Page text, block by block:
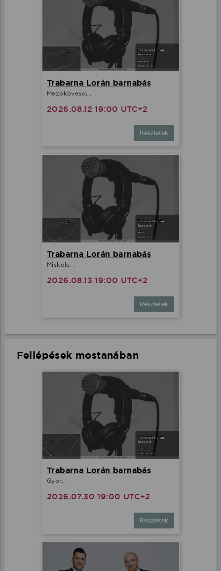
Trabarna Lorán barnabás
Mezőkövesd, .
2026.08.12 19:00 UTC+2
Részletek
Trabarna Lorán barnabás
Miskolc, .
2026.08.13 19:00 UTC+2
Részletek
Fellépések mostanában
Trabarna Lorán barnabás
Győr, .
2026.07.30 19:00 UTC+2
Részletek